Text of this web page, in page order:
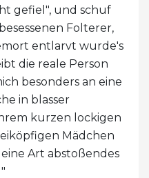
gefiel", und schuf
Folterer,
entlarvt wurde's
die reale Person
besonders an eine
in blasser
kurzen lockigen
Mädchen
eine Art abstoßendes